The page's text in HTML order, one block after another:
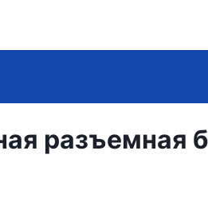
разъемная